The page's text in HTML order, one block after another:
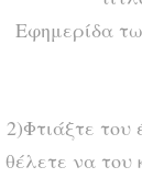
Εφημερίδα
2)Φτιάξτε του
θέλετε να του